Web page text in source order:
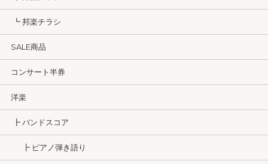
┗ 邦楽チラシ
SALE商品
コンサート半券
洋楽
┣ バンドスコア
┣ ピアノ弾き語り